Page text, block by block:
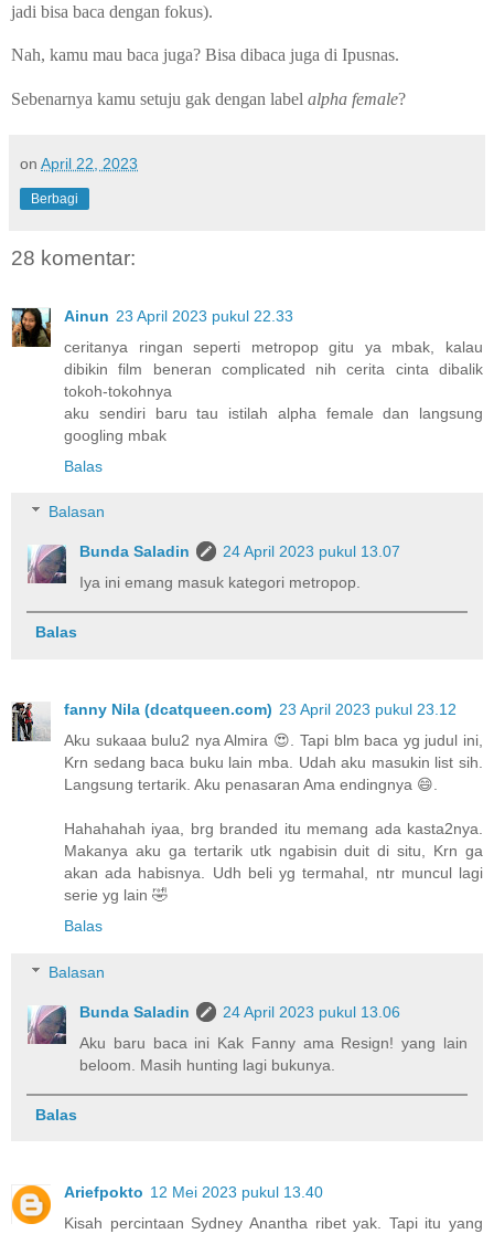
jadi bisa baca dengan fokus).
Nah, kamu mau baca juga? Bisa dibaca juga di Ipusnas.
Sebenarnya kamu setuju gak dengan label alpha female?
on April 22, 2023
Berbagi
28 komentar:
Ainun 23 April 2023 pukul 22.33
ceritanya ringan seperti metropop gitu ya mbak, kalau
dibikin film beneran complicated nih cerita cinta dibalik
tokoh-tokohnya
aku sendiri baru tau istilah alpha female dan langsung
googling mbak
Balas
Balasan
Bunda Saladin
24 April 2023 pukul 13.07
Iya ini emang masuk kategori metropop.
Balas
fanny Nila (dcatqueen.com) 23 April 2023 pukul 23.12
Aku sukaaa bulu2 nya Almira 😍. Tapi blm baca yg judul ini,
Krn sedang baca buku lain mba. Udah aku masukin list sih.
Langsung tertarik. Aku penasaran Ama endingnya 😄.
Hahahahah iyaa, brg branded itu memang ada kasta2nya.
Makanya aku ga tertarik utk ngabisin duit di situ, Krn ga
akan ada habisnya. Udh beli yg termahal, ntr muncul lagi
serie yg lain 🤣
Balas
Balasan
Bunda Saladin
24 April 2023 pukul 13.06
Aku baru baca ini Kak Fanny ama Resign! yang lain
beloom. Masih hunting lagi bukunya.
Balas
Ariefpokto 12 Mei 2023 pukul 13.40
Kisah percintaan Sydney Anantha ribet yak. Tapi itu yang